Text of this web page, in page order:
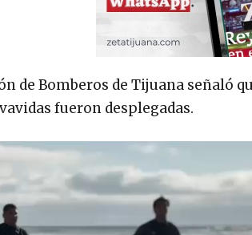
de Bomberos de Tijuana señaló
fueron desplegadas.